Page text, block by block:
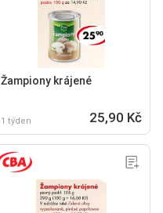
Žampiony krájené
1 týden 25,90 Kč